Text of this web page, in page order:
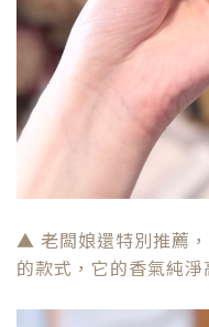
▲ 老闆娘還特別推薦
的款式，它的香氣純